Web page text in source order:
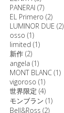
PANERAI (7)
EL Primero (2)
LUMINOR DUE (2)
osso (1)
limited (1)
新作 (2)
angela (1)
MONT BLANC (1)
vigoroso (1)
世界限定 (4)
モンブラン (1)
Bell&Ross (2)